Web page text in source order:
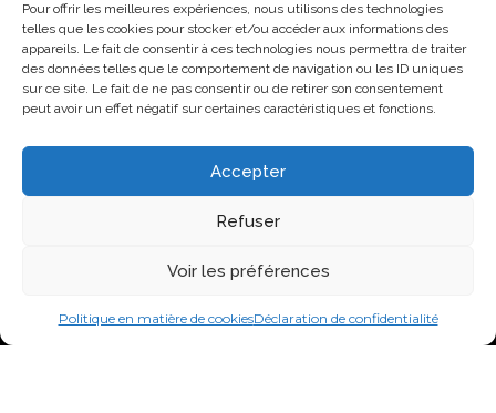
Pour offrir les meilleures expériences, nous utilisons des technologies
telles que les cookies pour stocker et/ou accéder aux informations des
appareils. Le fait de consentir à ces technologies nous permettra de traiter
des données telles que le comportement de navigation ou les ID uniques
sur ce site. Le fait de ne pas consentir ou de retirer son consentement
peut avoir un effet négatif sur certaines caractéristiques et fonctions.
Accepter
Refuser
Voir les préférences
Politique en matière de cookiesDéclaration de confidentialité
t
j
’
a
c
e
Lovo donne le coup d’envoi à son Campus industriel de
l’oeuf à Saint-Hyacinthe
Lovo primée par l’AQINAC pour son initiative
responsable Protéines collectives
Nouvelle identité, nouvelle façon de faire : Groupe Nutri
Lovo annonce l’agrandissement de son usine de
classification de Saint-Lambert-de-Lauzon